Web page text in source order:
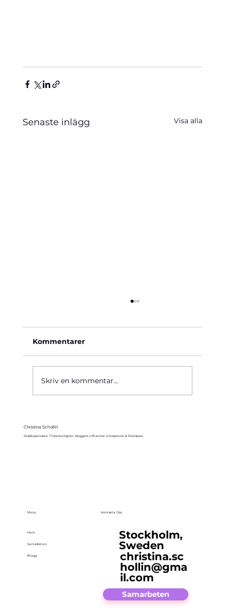
Senaste inlägg Visa alla
Kommentarer
Skriv en kommentar...
Christina Schollin
Skådespelerska, TV-personlighet, bloggare, influencer, entreprenör, & föreläsare.
Meny
Hem
Samarbeten
Blogg
Kontakta Oss
Stockholm,
Sweden
christina.sc
hollin@gma
il.com
Samarbeten